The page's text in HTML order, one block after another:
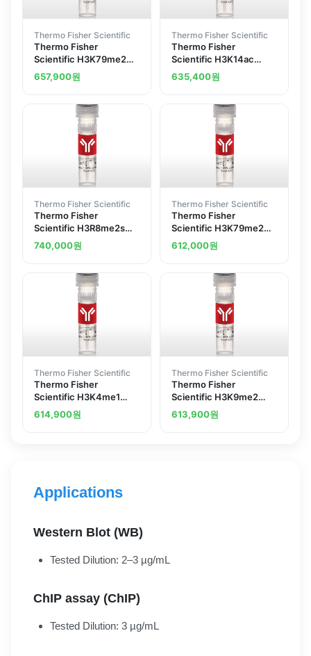
Thermo Fisher Scientific
Thermo Fisher
Scientific H3K79me2
Polyclonal Antibody
657,900원
Thermo Fisher Scientific
Thermo Fisher
Scientific H3K14ac
Polyclonal Antibody
635,400원
Thermo Fisher Scientific
Thermo Fisher
Scientific H3R8me2s
Polyclonal Antibody
740,000원
Thermo Fisher Scientific
Thermo Fisher
Scientific H3K79me2
Polyclonal Antibody
612,000원
Thermo Fisher Scientific
Thermo Fisher
Scientific H3K4me1
Polyclonal Antibody
614,900원
Thermo Fisher Scientific
Thermo Fisher
Scientific H3K9me2
Polyclonal Antibody
613,900원
Applications
Western Blot (WB)
Tested Dilution: 2–3 µg/mL
ChIP assay (ChIP)
Tested Dilution: 3 µg/mL